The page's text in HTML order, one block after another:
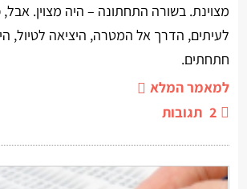
מצוינת. בשורה התחתונה – היה מצוין.
לעיתים, הדרך אל המטרה, היציאה לטיול,
חתחתים.
למאמר המלא
2 תגובות